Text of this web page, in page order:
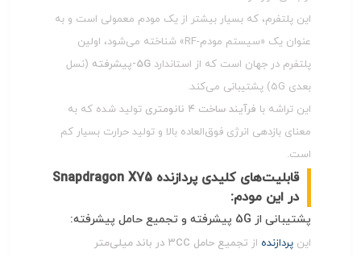
این پلتفرم، که بسیار بیشتر از یک مودم معمولی است و به
عنوان یک «سیستم مودم-RF» شناخته می‌شود، اولین
پلتفرم در جهان است که از استاندارد 5G-پیشرفته
(نسل
بعدی 5G) پشتیبانی می‌کند.
این تراشه با فرآیند ساخت ۴ نانومتری
تولید شده که به
معنای بازدهی انرژی فوق‌العاده بالا و تولید حرارت بسیار کم
است.
قابلیت‌های کلیدی پردازنده Snapdragon X75
در این مودم:
پشتیبانی از 5G پیشرفته و تجمیع حامل پیشرفته:
این پردازنده از
تجمیع حامل ۳CC در باند میلی‌متر